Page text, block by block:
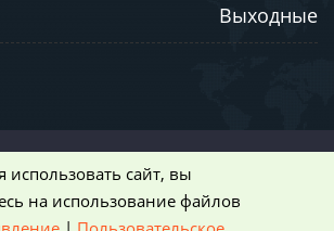
Выходные
и не является публичной офертой,
статьи 437 Гражданского кодекса РФ
использовать сайт, вы
на использование файлов